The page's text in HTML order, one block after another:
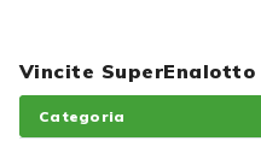
Vincite SuperEnalotto
Categoria